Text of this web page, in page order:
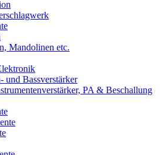
Mandolinen etc.
und Bassverstärker
PA & Beschallung